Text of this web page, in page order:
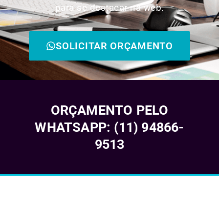
para se destacar na web.
SOLICITAR ORÇAMENTO
ORÇAMENTO PELO
WHATSAPP: (11) 94866-
9513